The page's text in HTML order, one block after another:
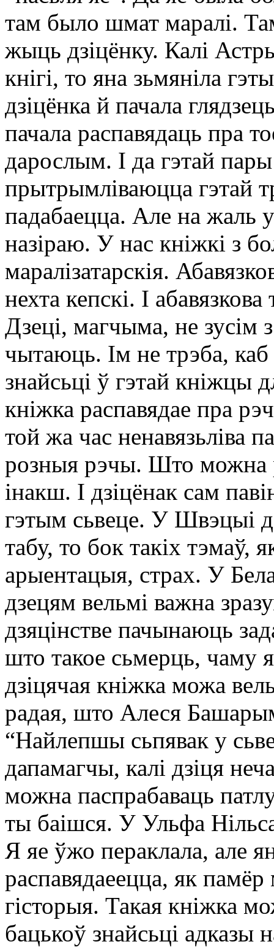
там было шмат маралі.
жыць дзіцёнку. Калі
кнігі, то яна зьмяніла
дзіцёнка й пачала
пачала распавядаць пра
дарослым. І да гэтай пары
прытрымліваюцца гэтай
падабаецца. Але на жаль
назіраю. У нас кніжкі з
маралізатарскія.
нехта кепскі. І
Дзеці, магчыма, не зусім
чытаюць. Ім не трэба,
знайсьці ў гэтай кніжцы
кніжка распавядае пра
той жа час ненавязьліва
розныя рэчы. Што можна
інакш. І дзіцёнак сам
гэтым сьвеце. У Швэцыі
табу, то бок такіх тэмаў,
арыентацыя, страх. У
дзецям вельмі важна
дзяцінстве пачынаюць
што такое сьмерць, чаму
дзіцячая кніжка можа
радая, што Алеся
“Найлепшы сьпявак у
дапамагчы, калі дзіця
можна паспрабаваць
ты баішся. У Ульфа
Я яе ўжо пераклала, але
распавядаеецца, як памёр
гісторыя. Такая кніжка
бацькоў знайсьці адказы